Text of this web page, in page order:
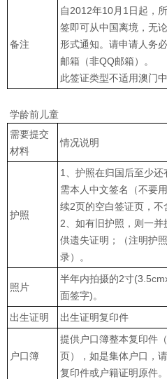
备注
自2012年10月1日起，
签即可从中国离境，无
形式通知。请申请人务
邮箱（非QQ邮箱）。
此签证类型不适用澳门
学龄前儿童
需要提交
材料
情况说明
护照
1、护照在归国后至少
需本人中文签名（不要
续2页的空白签证页，不
2、如有旧护照，则一
供遗失证明；（注明护
录）。
照片
半年内拍摄的2寸
面签字)。
出生证明
出生证明复印件
户口簿
提供户口簿整本复印件
页），如是集体户口，
复印件或户籍证明原件。